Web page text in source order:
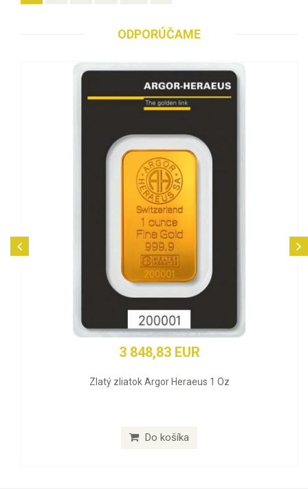
ODPORÚČAME
3 848,83 EUR
Zlatý zliatok Argor Heraeus 1 Oz
Do košíka